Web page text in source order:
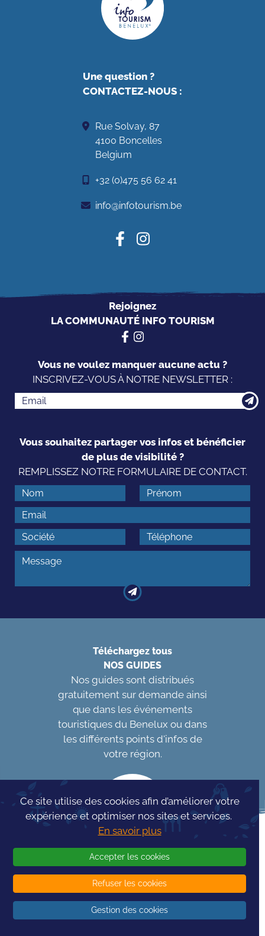
Une question ?
CONTACTEZ-NOUS :
Rue Solvay, 87
4100 Boncelles
Belgium
+32 (0)475 56 62 41
info@infotourism.be
Rejoignez
LA COMMUNAUTÉ INFO TOURISM
Vous ne voulez manquer aucune actu ?
INSCRIVEZ-VOUS À NOTRE NEWSLETTER :
Vous souhaitez partager vos infos et bénéficier
de plus de visibilité ?
REMPLISSEZ NOTRE FORMULAIRE DE CONTACT.
Téléchargez tous
NOS GUIDES
Nos guides sont distribués
gratuitement sur demande ainsi
que dans les événements
touristiques du Benelux ou dans
les différents points d'infos de
votre région.
InfoTourism- Tous droits réservés - Réalisé par
Ce site utilise des cookies afin d’améliorer votre
expérience et optimiser nos sites et services.
En savoir plus
Accepter les cookies
Refuser les cookies
Gestion des cookies